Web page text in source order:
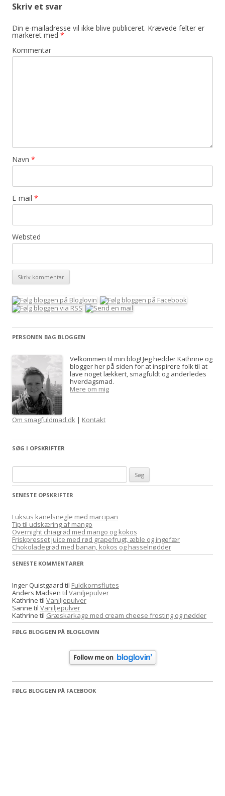
Skriv et svar
Din e-mailadresse vil ikke blive publiceret. Krævede felter er
markeret med *
Kommentar
Navn *
E-mail *
Websted
PERSONEN BAG BLOGGEN
Velkommen til min blog! Jeg hedder Kathrine og
blogger her på siden for at inspirere folk til at
lave noget lækkert, smagfuldt og anderledes
hverdagsmad.
Mere om mig
Om smagfuldmad.dk | Kontakt
SØG I OPSKRIFTER
ø
g
f
t
e
r
SENESTE OPSKRIFTER
Luksus kanelsnegle med marcipan
Tip til udskæring af mango
Overnight chiagrød med mango og kokos
Friskpresset juice med rød grapefrugt, æble og ingefær
Chokoladegrød med banan, kokos og hasselnødder
SENESTE KOMMENTARER
Inger Quistgaard til Fuldkornsflutes
Anders Madsen til Vaniljepulver
Kathrine til Vaniljepulver
Sanne til Vaniljepulver
Kathrine til Græskarkage med cream cheese frosting og nødder
FØLG BLOGGEN PÅ BLOGLOVIN
FØLG BLOGGEN PÅ FACEBOOK